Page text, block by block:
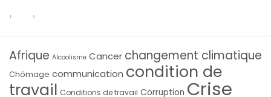
Afrique Alcoolisme Cancer changement climatique
Chômage communication condition de
travail Conditions de travail Corruption Crise